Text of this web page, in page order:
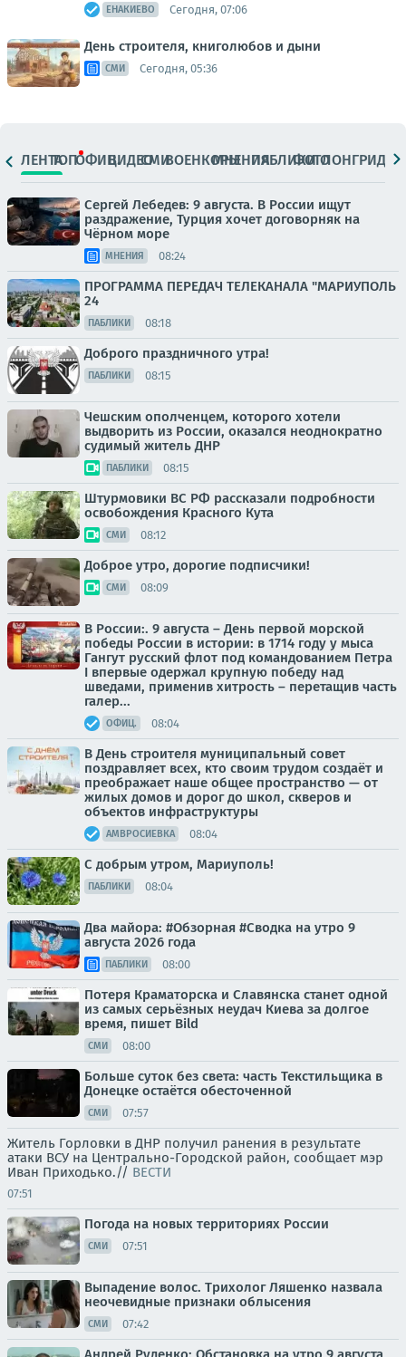
ЕНАКИЕВО Сегодня, 07:06
День строителя, книголюбов и дыни
СМИ Сегодня, 05:36
ЛЕНТАТОПОФИЦ.ВИДЕОСМИВОЕНКОРЫМНЕНИЯПАБЛИКИ
ФОТОЛОНГРИДЫ
Сергей Лебедев: 9 августа. В России ищут
раздражение, Турция хочет договорняк на
Чёрном море
МНЕНИЯ 08:24
ПРОГРАММА ПЕРЕДАЧ ТЕЛЕКАНАЛА "МАРИУПОЛЬ
24
ПАБЛИКИ 08:18
Доброго праздничного утра!
ПАБЛИКИ 08:15
Чешским ополченцем, которого хотели
выдворить из России, оказался неоднократно
судимый житель ДНР
ПАБЛИКИ 08:15
Штурмовики ВС РФ рассказали подробности
освобождения Красного Кута
СМИ 08:12
Доброе утро, дорогие подписчики!
СМИ 08:09
В России:. 9 августа – День первой морской
победы России в истории: в 1714 году у мыса
Гангут русский флот под командованием Петра
I впервые одержал крупную победу над
шведами, применив хитрость – перетащив часть
галер...
ОФИЦ. 08:04
В День строителя муниципальный совет
поздравляет всех, кто своим трудом создаёт и
преображает наше общее пространство — от
жилых домов и дорог до школ, скверов и
объектов инфраструктуры
АМВРОСИЕВКА 08:04
С добрым утром, Мариуполь!
ПАБЛИКИ 08:04
Два майора: #Обзорная #Сводка на утро 9
августа 2026 года
ПАБЛИКИ 08:00
Потеря Краматорска и Славянска станет одной
из самых серьёзных неудач Киева за долгое
время, пишет Bild
СМИ 08:00
Больше суток без света: часть Текстильщика в
Донецке остаётся обесточенной
СМИ 07:57
Житель Горловки в ДНР получил ранения в результате
атаки ВСУ на Центрально-Городской район, сообщает мэр
Иван Приходько.// ВЕСТИ
07:51
Погода на новых территориях России
СМИ 07:51
Выпадение волос. Трихолог Ляшенко назвала
неочевидные признаки облысения
СМИ 07:42